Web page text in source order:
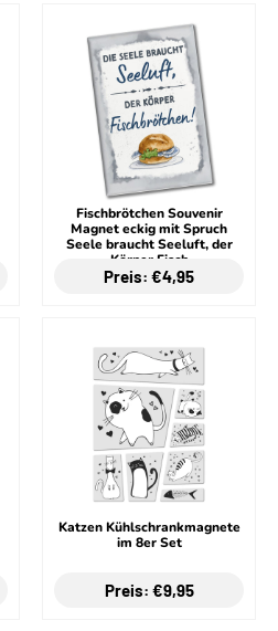
Fischbrötchen Souvenir
Magnet eckig mit Spruch
Seele braucht Seeluft, der
Körper Fisch
Preis: €4,95
Katzen Kühlschrankmagnete
im 8er Set
Preis: €9,95